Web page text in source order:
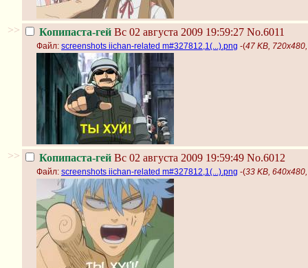
>> Копипаста-гей Вс 02 августа 2009 19:59:27 No.6011
Файл: screenshots iichan-related m#327812,1(...).png -(47 KB,
>> Копипаста-гей Вс 02 августа 2009 19:59:49 No.6012
Файл: screenshots iichan-related m#327812,1(...).png -(33 KB,